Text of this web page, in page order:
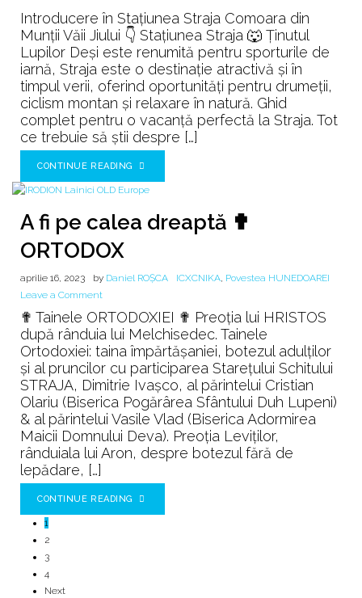
Stațiunea
Straja,
Paradisul
Schiului
și
Snowboardului
Introducere în Stațiunea Straja Comoara din
Munții Văii Jiului 👇 Stațiunea Straja 🐺 Ținutul
Lupilor Deși este renumită pentru sporturile de
iarnă, Straja este o destinație atractivă și în
timpul verii, oferind oportunități pentru drumeții,
ciclism montan și relaxare în natură. Ghid
complet pentru o vacanță perfectă la Straja. Tot
ce trebuie să știi despre […]
CONTINUE READING
A fi pe calea dreaptă ✟
ORTODOX
aprilie 16, 2023 by Daniel ROȘCA ICXCNIKA, Povestea HUNEDOAREI
Leave a Commenton
A
pe
dreaptă
ORTODOX
✟ Tainele ORTODOXIEI ✟ Preoția lui HRISTOS
după rânduia lui Melchisedec. Tainele
Ortodoxiei: taina împărtășaniei, botezul adulților
și al pruncilor cu participarea Starețului Schitului
STRAJA, Dimitrie Ivașco, al părintelui Cristian
Olariu (Biserica Pogărârea Sfântului Duh Lupeni)
& al părintelui Vasile Vlad (Biserica Adormirea
Maicii Domnului Deva). Preoția Leviților,
rânduiala lui Aron, despre botezul fără de
lepădare, […]
CONTINUE READING
1
2
3
4
Next